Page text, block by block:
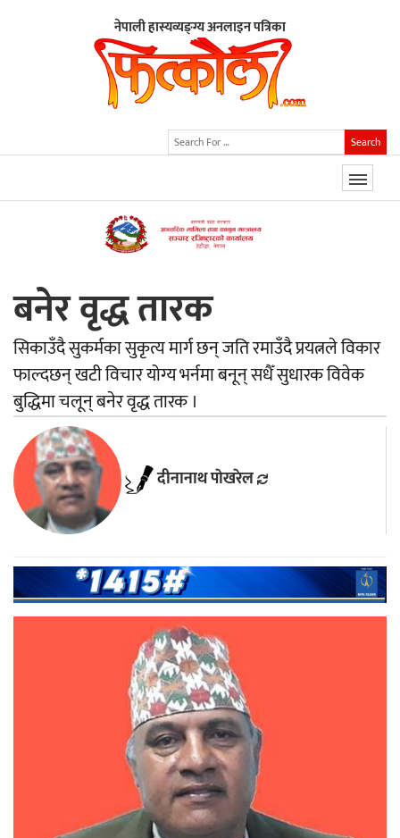
नेपाली हास्यव्यङ्ग्य अनलाइन पत्रिका
Search
बनेर वृद्ध तारक
सिकाउँदै सुकर्मका सुकृत्य मार्ग छन् जति रमाउँदै प्रयत्नले विकार
फाल्दछन् खटी विचार योग्य भर्नमा बनून् सधैँ सुधारक विवेक
बुद्धिमा चलून् बनेर वृद्ध तारक ।
दीनानाथ पाेखरेल